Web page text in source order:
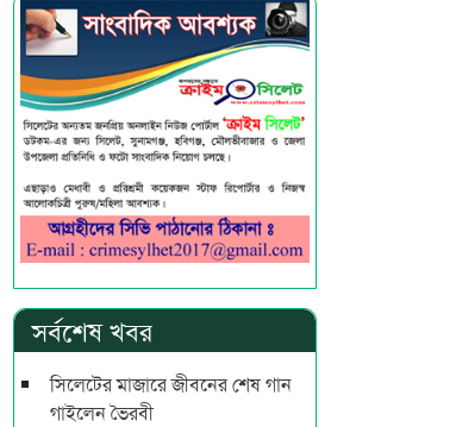
সর্বশেষ খবর
সিলেটের মাজারে জীবনের শেষ গান
গাইলেন ভৈরবী